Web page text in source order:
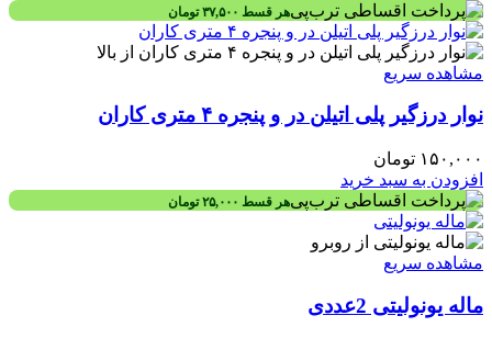
هر قسط ۳۷,۵۰۰ تومان
مشاهده سریع
نوار درزگیر پلی اتیلن در و پنجره ۴ متری کاران
۱۵۰,۰۰۰ تومان
افزودن به سبد خرید
هر قسط ۲۵,۰۰۰ تومان
مشاهده سریع
ماله یونولیتی 2عددی